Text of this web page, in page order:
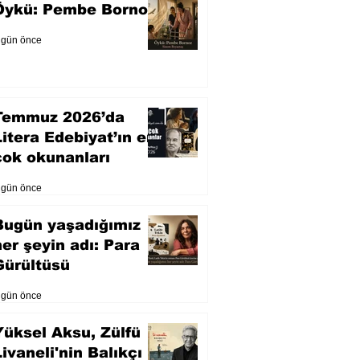
Pembe Bornoz
önce
2026’da
Edebiyat’ın en
okunanları
önce
yaşadığımız
şeyin adı: Para
önce
Aksu, Zülfü
Balıkçı